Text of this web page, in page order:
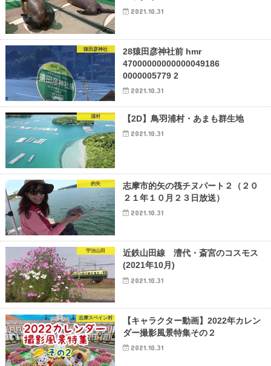
2021.10.31
猿田彦神社
28猿田彦神社前 hmr
47000000000000049186
0000005779 2
2021.10.31
浦村 【2D】鳥羽浦村・あまも群生地
2021.10.31
的矢
志摩市的矢の筏チヌパート２（２０
２１年１０月２３日放送）
2021.10.31
宇治山田
近鉄山田線 漕代・斎宮のコスモス
(2021年10月)
2021.10.31
志摩スペイン村
【キャラクター動画】2022年カレン
ダー撮影風景特集その２
2021.10.31